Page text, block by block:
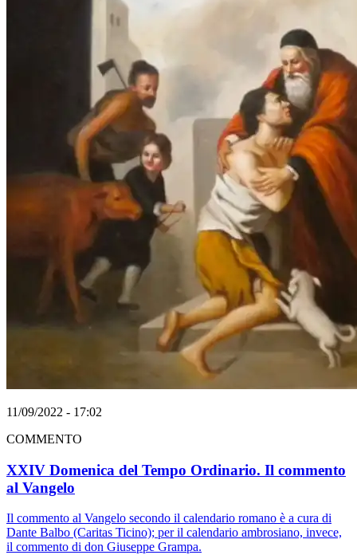
11/09/2022 - 17:02
COMMENTO
XXIV Domenica del Tempo Ordinario. Il commento
al Vangelo
Il commento al Vangelo secondo il calendario romano è a cura di
Dante Balbo (Caritas Ticino); per il calendario ambrosiano, invece,
il commento di don Giuseppe Grampa.